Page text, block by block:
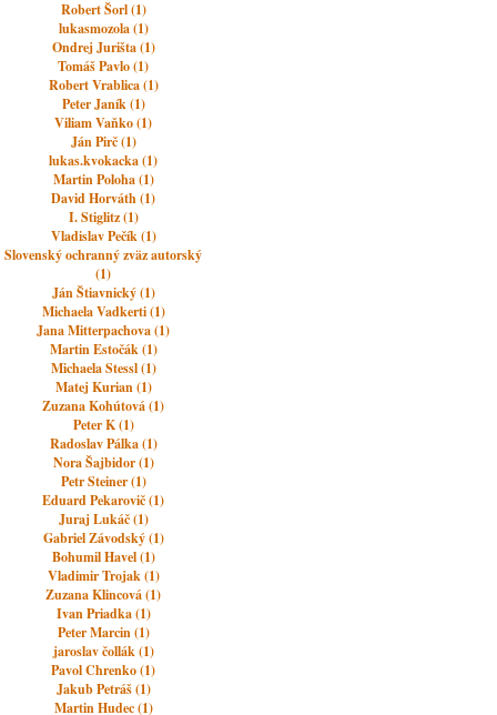
Robert Šorl (1)
lukasmozola (1)
Ondrej Jurišta (1)
Tomáš Pavlo (1)
Robert Vrablica (1)
Peter Janík (1)
Viliam Vaňko (1)
Ján Pirč (1)
lukas.kvokacka (1)
Martin Poloha (1)
David Horváth (1)
I. Stiglitz (1)
Vladislav Pečík (1)
Slovenský ochranný zväz autorský
(1)
Ján Štiavnický (1)
Michaela Vadkerti (1)
Jana Mitterpachova (1)
Martin Estočák (1)
Michaela Stessl (1)
Matej Kurian (1)
Zuzana Kohútová (1)
Peter K (1)
Radoslav Pálka (1)
Nora Šajbidor (1)
Petr Steiner (1)
Eduard Pekarovič (1)
Juraj Lukáč (1)
Gabriel Závodský (1)
Bohumil Havel (1)
Vladimir Trojak (1)
Zuzana Klincová (1)
Ivan Priadka (1)
Peter Marcin (1)
jaroslav čollák (1)
Pavol Chrenko (1)
Jakub Petráš (1)
Martin Hudec (1)